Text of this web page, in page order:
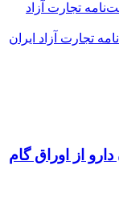
تجارت آزاد ایران
از اوراق گام